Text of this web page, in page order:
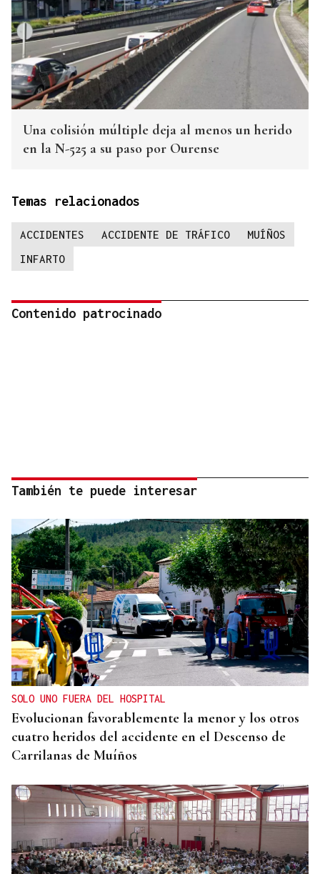
Una colisión múltiple deja al menos un herido
en la N-525 a su paso por Ourense
Temas relacionados
ACCIDENTES ACCIDENTE DE TRÁFICO
MUÍÑOS
INFARTO
Contenido patrocinado
También te puede interesar
SOLO UNO FUERA DEL HOSPITAL
Evolucionan favorablemente la menor y los otros
cuatro heridos del accidente en el Descenso de
Carrilanas de Muíños